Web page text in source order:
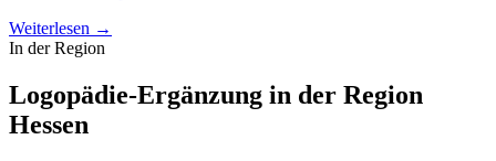
Weiterlesen →
In der Region
Logopädie-Ergänzung in der Region
Hessen